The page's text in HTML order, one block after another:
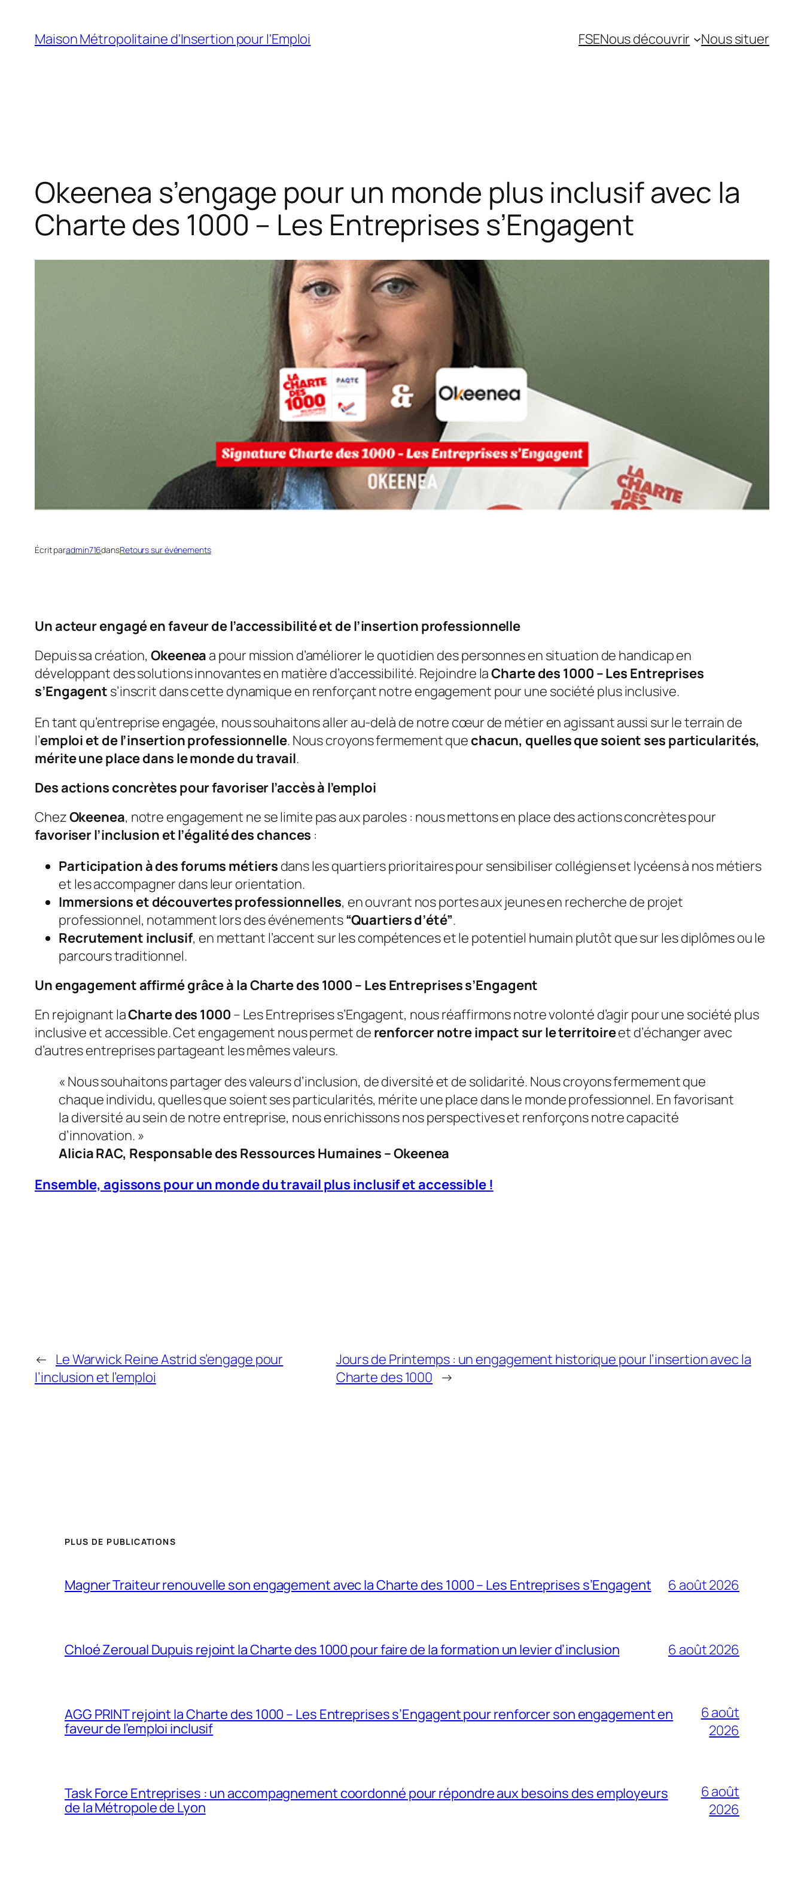
contenu
Maison Métropolitaine d'Insertion pour l'Emploi FSENous découvrir Nous situer
Okeenea s’engage pour un monde plus inclusif avec la
Charte des 1000 – Les Entreprises s’Engagent
Écrit paradmin716dansRetours sur événements
Un acteur engagé en faveur de l’accessibilité et de l’insertion professionnelle
Depuis sa création, Okeenea a pour mission d’améliorer le quotidien des personnes en situation de handicap en
développant des solutions innovantes en matière d’accessibilité. Rejoindre laCharte des 1000 – Les Entreprises
s’Engagent s’inscrit dans cette dynamique en renforçant notre engagement pour une société plus inclusive.
En tant qu’entreprise engagée, nous souhaitons aller au-delà de notre cœur de métier en agissant aussi sur le terrain de
l’emploi et de l’insertion professionnelle. Nous croyons fermement que chacun, quelles que soient ses particularités,
mérite une place dans le monde du travail.
Des actions concrètes pour favoriser l’accès à l’emploi
ChezOkeenea, notre engagement ne se limite pas aux paroles : nous mettons en place des actions concrètes pour
favoriser l’inclusion et l’égalité des chances :
Participation à des forums métiers dans les quartiers prioritaires pour sensibiliser collégiens et lycéens à nos métiers
et les accompagner dans leur orientation.
Immersions et découvertes professionnelles, en ouvrant nos portes aux jeunes en recherche de projet
professionnel, notamment lors des événements“Quartiers d’été”.
Recrutement inclusif, en mettant l’accent sur les compétences et le potentiel humain plutôt que sur les diplômes ou le
parcours traditionnel.
Un engagement affirmé grâce à la Charte des 1000 – Les Entreprises s’Engagent
En rejoignant laCharte des 1000 – Les Entreprises s’Engagent, nous réaffirmons notre volonté d’agir pour une société plus
inclusive et accessible. Cet engagement nous permet de renforcer notre impact sur le territoireet d’échanger avec
d’autres entreprises partageant les mêmes valeurs.
« Nous souhaitons partager des valeurs d’inclusion, de diversité et de solidarité. Nous croyons fermement que
chaque individu, quelles que soient ses particularités, mérite une place dans le monde professionnel. En favorisant
la diversité au sein de notre entreprise, nous enrichissons nos perspectives et renforçons notre capacité
d’innovation. »
Alicia RAC, Responsable des Ressources Humaines – Okeenea
Ensemble, agissons pour un monde du travail plus inclusif et accessible !
← Le Warwick Reine Astrid s’engage pour
l’inclusion et l’emploi
Jours de Printemps : un engagement historique pour l’insertion avec la
Charte des 1000 →
PLUS DE PUBLICATIONS
Magner Traiteur renouvelle son engagement avec la Charte des 1000 – Les Entreprises s’Engagent 6 août 2026
Chloé Zeroual Dupuis rejoint la Charte des 1000 pour faire de la formation un levier d’inclusion 6 août 2026
AGG PRINT rejoint la Charte des 1000 – Les Entreprises s’Engagent pour renforcer son engagement en
faveur de l’emploi inclusif
6 août
2026
Task Force Entreprises : un accompagnement coordonné pour répondre aux besoins des employeurs
de la Métropole de Lyon
6 août
2026